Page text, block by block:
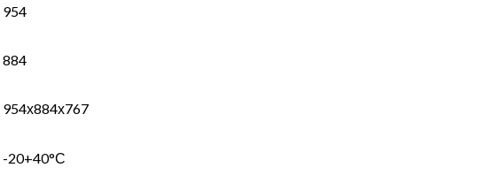
954
884
954х884х767
-20+40°С